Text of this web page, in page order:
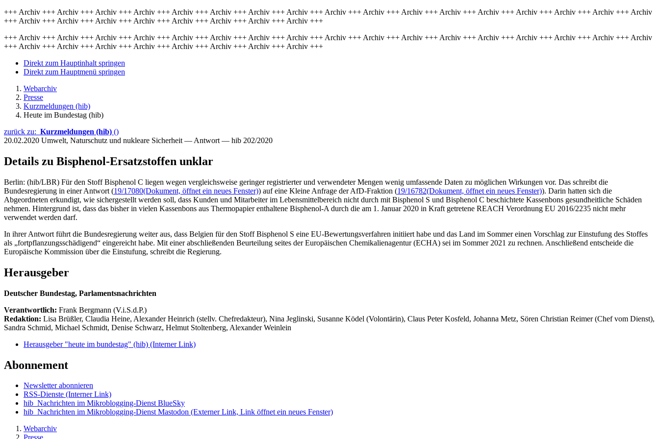
+++ Archiv +++ Archiv +++ Archiv +++ Archiv +++ Archiv +++ Archiv +++ Archiv +++ Archiv +++ Archiv +++ Archiv +++ Archiv +++ Archiv +++ Archiv +++ Archiv +++ Archiv +++ Archiv +++ Archiv
+++ Archiv +++ Archiv +++ Archiv +++ Archiv +++ Archiv +++ Archiv +++ Archiv +++ Archiv +++
+++ Archiv +++ Archiv +++ Archiv +++ Archiv +++ Archiv +++ Archiv +++ Archiv +++ Archiv +++ Archiv +++ Archiv +++ Archiv +++ Archiv +++ Archiv +++ Archiv +++ Archiv +++ Archiv +++ Archiv
+++ Archiv +++ Archiv +++ Archiv +++ Archiv +++ Archiv +++ Archiv +++ Archiv +++ Archiv +++
Direkt zum Hauptinhalt springen
Direkt zum Hauptmenü springen
Webarchiv
Presse
Kurzmeldungen (hib)
Heute im Bundestag (hib)
zurück zu: Kurzmeldungen (hib) ()
20.02.2020 Umwelt, Naturschutz und nukleare Sicherheit — Antwort — hib 202/2020
Details zu Bisphenol-Ersatzstoffen unklar
Berlin: (hib/LBR) Für den Stoff Bisphenol C liegen wegen vergleichsweise geringer registrierter und verwendeter Mengen wenig umfassende Daten zu möglichen Wirkungen vor. Das schreibt die
Bundesregierung in einer Antwort (19/17080(Dokument, öffnet ein neues Fenster)) auf eine Kleine Anfrage der AfD-Fraktion (19/16782(Dokument, öffnet ein neues Fenster)). Darin hatten sich die
Abgeordneten erkundigt, wie sichergestellt werden soll, dass Kunden und Mitarbeiter im Lebensmittelbereich nicht durch mit Bisphenol S und Bisphenol C beschichtete Kassenbons gesundheitliche Schäden
nehmen. Hintergrund ist, dass das bisher in vielen Kassenbons aus Thermopapier enthaltene Bisphenol-A durch die am 1. Januar 2020 in Kraft getretene REACH Verordnung EU 2016/2235 nicht mehr
verwendet werden darf.
In ihrer Antwort führt die Bundesregierung weiter aus, dass Belgien für den Stoff Bisphenol S eine EU-Bewertungsverfahren initiiert habe und das Land im Sommer einen Vorschlag zur Einstufung des Stoffes
als „fortpflanzungsschädigend“ eingereicht habe. Mit einer abschließenden Beurteilung seites der Europäischen Chemikalienagentur (ECHA) sei im Sommer 2021 zu rechnen. Anschließend entscheide die
Europäische Kommission über die Einstufung, schreibt die Regierung.
Herausgeber
Deutscher Bundestag, Parlamentsnachrichten
Verantwortlich: Frank Bergmann (V.i.S.d.P.)
Redaktion: Lisa Brüßler, Claudia Heine, Alexander Heinrich (stellv. Chefredakteur), Nina Jeglinski, Susanne Ködel (Volontärin), Claus Peter Kosfeld, Johanna Metz, Sören Christian Reimer (Chef vom Dienst),
Sandra Schmid, Michael Schmidt, Denise Schwarz, Helmut Stoltenberg, Alexander Weinlein
Herausgeber "heute im bundestag" (hib) (Interner Link)
Abonnement
Newsletter abonnieren
RSS-Dienste (Interner Link)
hib_Nachrichten im Mikroblogging-Dienst BlueSky
hib_Nachrichten im Mikroblogging-Dienst Mastodon (Externer Link, Link öffnet ein neues Fenster)
Webarchiv